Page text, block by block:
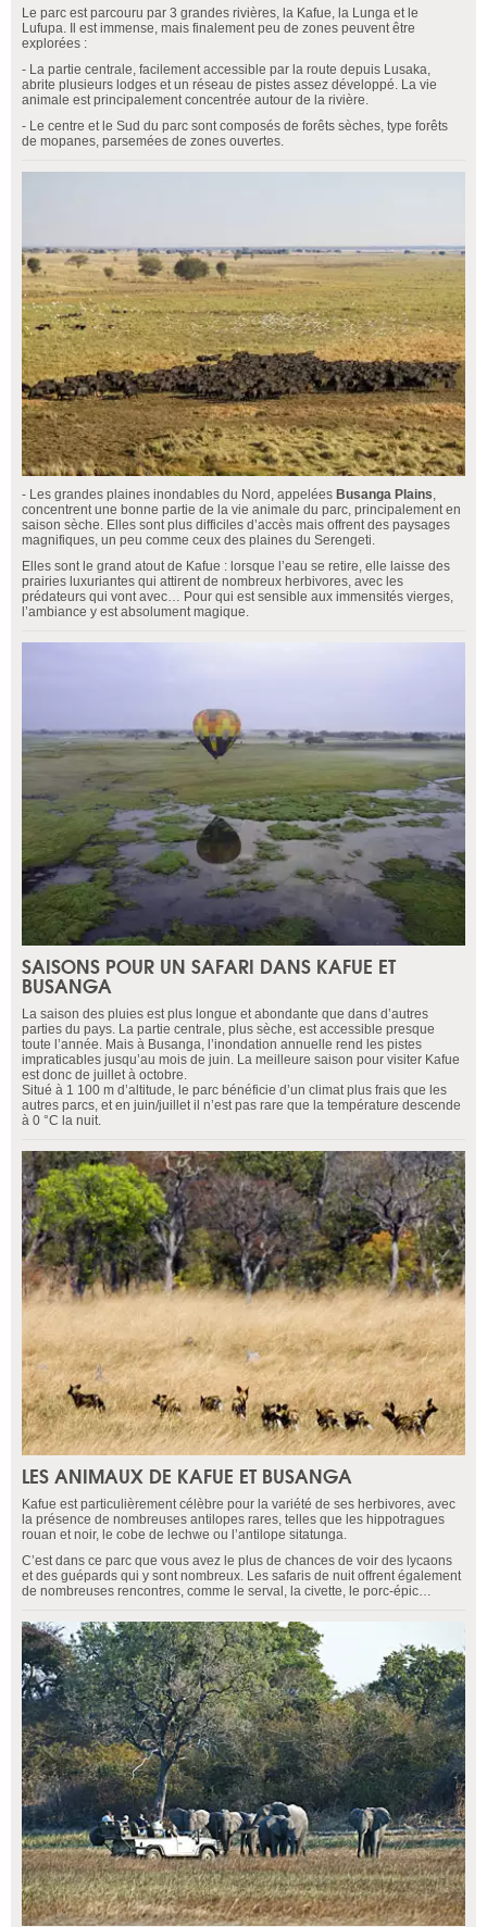
Le parc est parcouru par 3 grandes rivières, la Kafue, la Lunga et le
Lufupa. Il est immense, mais finalement peu de zones peuvent être
explorées :
- La partie centrale, facilement accessible par la route depuis Lusaka,
abrite plusieurs lodges et un réseau de pistes assez développé. La vie
animale est principalement concentrée autour de la rivière.
- Le centre et le Sud du parc sont composés de forêts sèches, type forêts
de mopanes, parsemées de zones ouvertes.
- Les grandes plaines inondables du Nord, appelées Busanga Plains
concentrent une bonne partie de la vie animale du parc, principalement en
saison sèche. Elles sont plus difficiles d’accès mais offrent des paysages
magnifiques, un peu comme ceux des plaines du Serengeti.
Elles sont le grand atout de Kafue : lorsque l’eau se retire, elle laisse des
prairies luxuriantes qui attirent de nombreux herbivores, avec les
prédateurs qui vont avec… Pour qui est sensible aux immensités vierges,
l’ambiance y est absolument magique.
SAISONS POUR UN SAFARI DANS KAFUE ET
BUSANGA
La saison des pluies est plus longue et abondante que dans d’autres
parties du pays. La partie centrale, plus sèche, est accessible presque
toute l’année. Mais à Busanga, l’inondation annuelle rend les pistes
impraticables jusqu’au mois de juin. La meilleure saison pour visiter Kafue
est donc de juillet à octobre.
Situé à 1 100 m d’altitude, le parc bénéficie d’un climat plus frais que les
autres parcs, et en juin/juillet il n’est pas rare que la température descende
à 0 °C la nuit.
LES ANIMAUX DE KAFUE ET BUSANGA
Kafue est particulièrement célèbre pour la variété de ses herbivores, avec
la présence de nombreuses antilopes rares, telles que les hippotragues
rouan et noir, le cobe de lechwe ou l’antilope sitatunga.
C’est dans ce parc que vous avez le plus de chances de voir des lycaons
et des guépards qui y sont nombreux. Les safaris de nuit offrent également
de nombreuses rencontres, comme le serval, la civette, le porc-épic…